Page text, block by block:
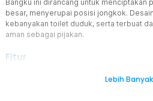
Bangku ini dirancang untuk menciptakan
besar, menyerupai posisi jongkok.
kebanyakan toilet duduk, serta terbuat
aman sebagai pijakan.
Fitur
Posisi Buang Air Besar yang Alami
Lebih Banyak